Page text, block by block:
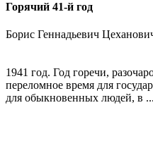
Горячий 41-й год
Борис Геннадьевич
1941 год. Год горечи,
переломное время для
для обыкновенных людей, в ...